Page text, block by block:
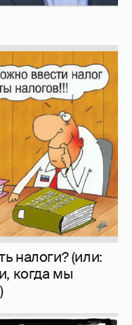
налоги? (или:
когда мы